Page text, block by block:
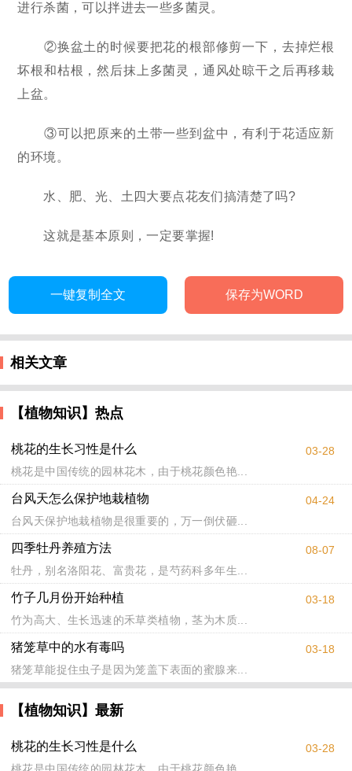
进行杀菌，可以拌进去一些多菌灵。
②换盆土的时候要把花的根部修剪一下，去掉烂根
坏根和枯根，然后抹上多菌灵，通风处晾干之后再移栽
上盆。
③可以把原来的土带一些到盆中，有利于花适应新
的环境。
水、肥、光、土四大要点花友们搞清楚了吗?
这就是基本原则，一定要掌握!
一键复制全文 保存为WORD
相关文章
【植物知识】热点
桃花的生长习性是什么
桃花是中国传统的园林花木，由于桃花颜色艳...
03-28
台风天怎么保护地栽植物
台风天保护地栽植物是很重要的，万一倒伏砸...
04-24
四季牡丹养殖方法
牡丹，别名洛阳花、富贵花，是芍药科多年生...
08-07
竹子几月份开始种植
竹为高大、生长迅速的禾草类植物，茎为木质...
03-18
猪笼草中的水有毒吗
猪笼草能捉住虫子是因为笼盖下表面的蜜腺来...
03-18
【植物知识】最新
桃花的生长习性是什么 03-28